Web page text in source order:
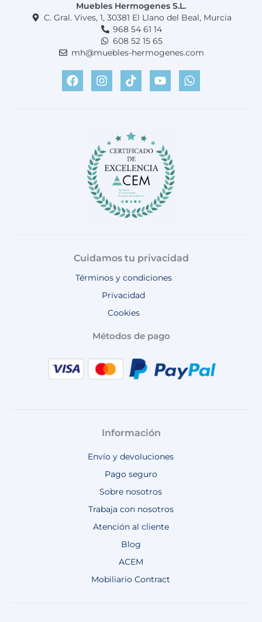
Muebles Hermogenes S.L.
C. Gral. Vives, 1, 30381 El Llano del Beal, Murcia
968 54 61 14
608 52 15 65
mh@muebles-hermogenes.com
F
a
c
I
n
s
a
m
T
i
k
Y
o
u
W
h
a
Cuidamos tu privacidad
Términos y condiciones
Privacidad
Cookies
Métodos de pago
Información
Envío y devoluciones
Pago seguro
Sobre nosotros
Trabaja con nosotros
Atención al cliente
Blog
ACEM
Mobiliario Contract